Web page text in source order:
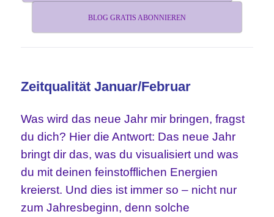
BLOG GRATIS ABONNIEREN
Zeitqualität Januar/Februar
Was wird das neue Jahr mir bringen, fragst
du dich? Hier die Antwort: Das neue Jahr
bringt dir das, was du visualisiert und was
du mit deinen feinstofflichen Energien
kreierst. Und dies ist immer so – nicht nur
zum Jahresbeginn, denn solche